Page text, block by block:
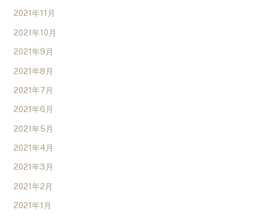
2021年11月
2021年10月
2021年9月
2021年8月
2021年7月
2021年6月
2021年5月
2021年4月
2021年3月
2021年2月
2021年1月